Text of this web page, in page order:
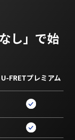
し」で始
U-FRETプレミアム